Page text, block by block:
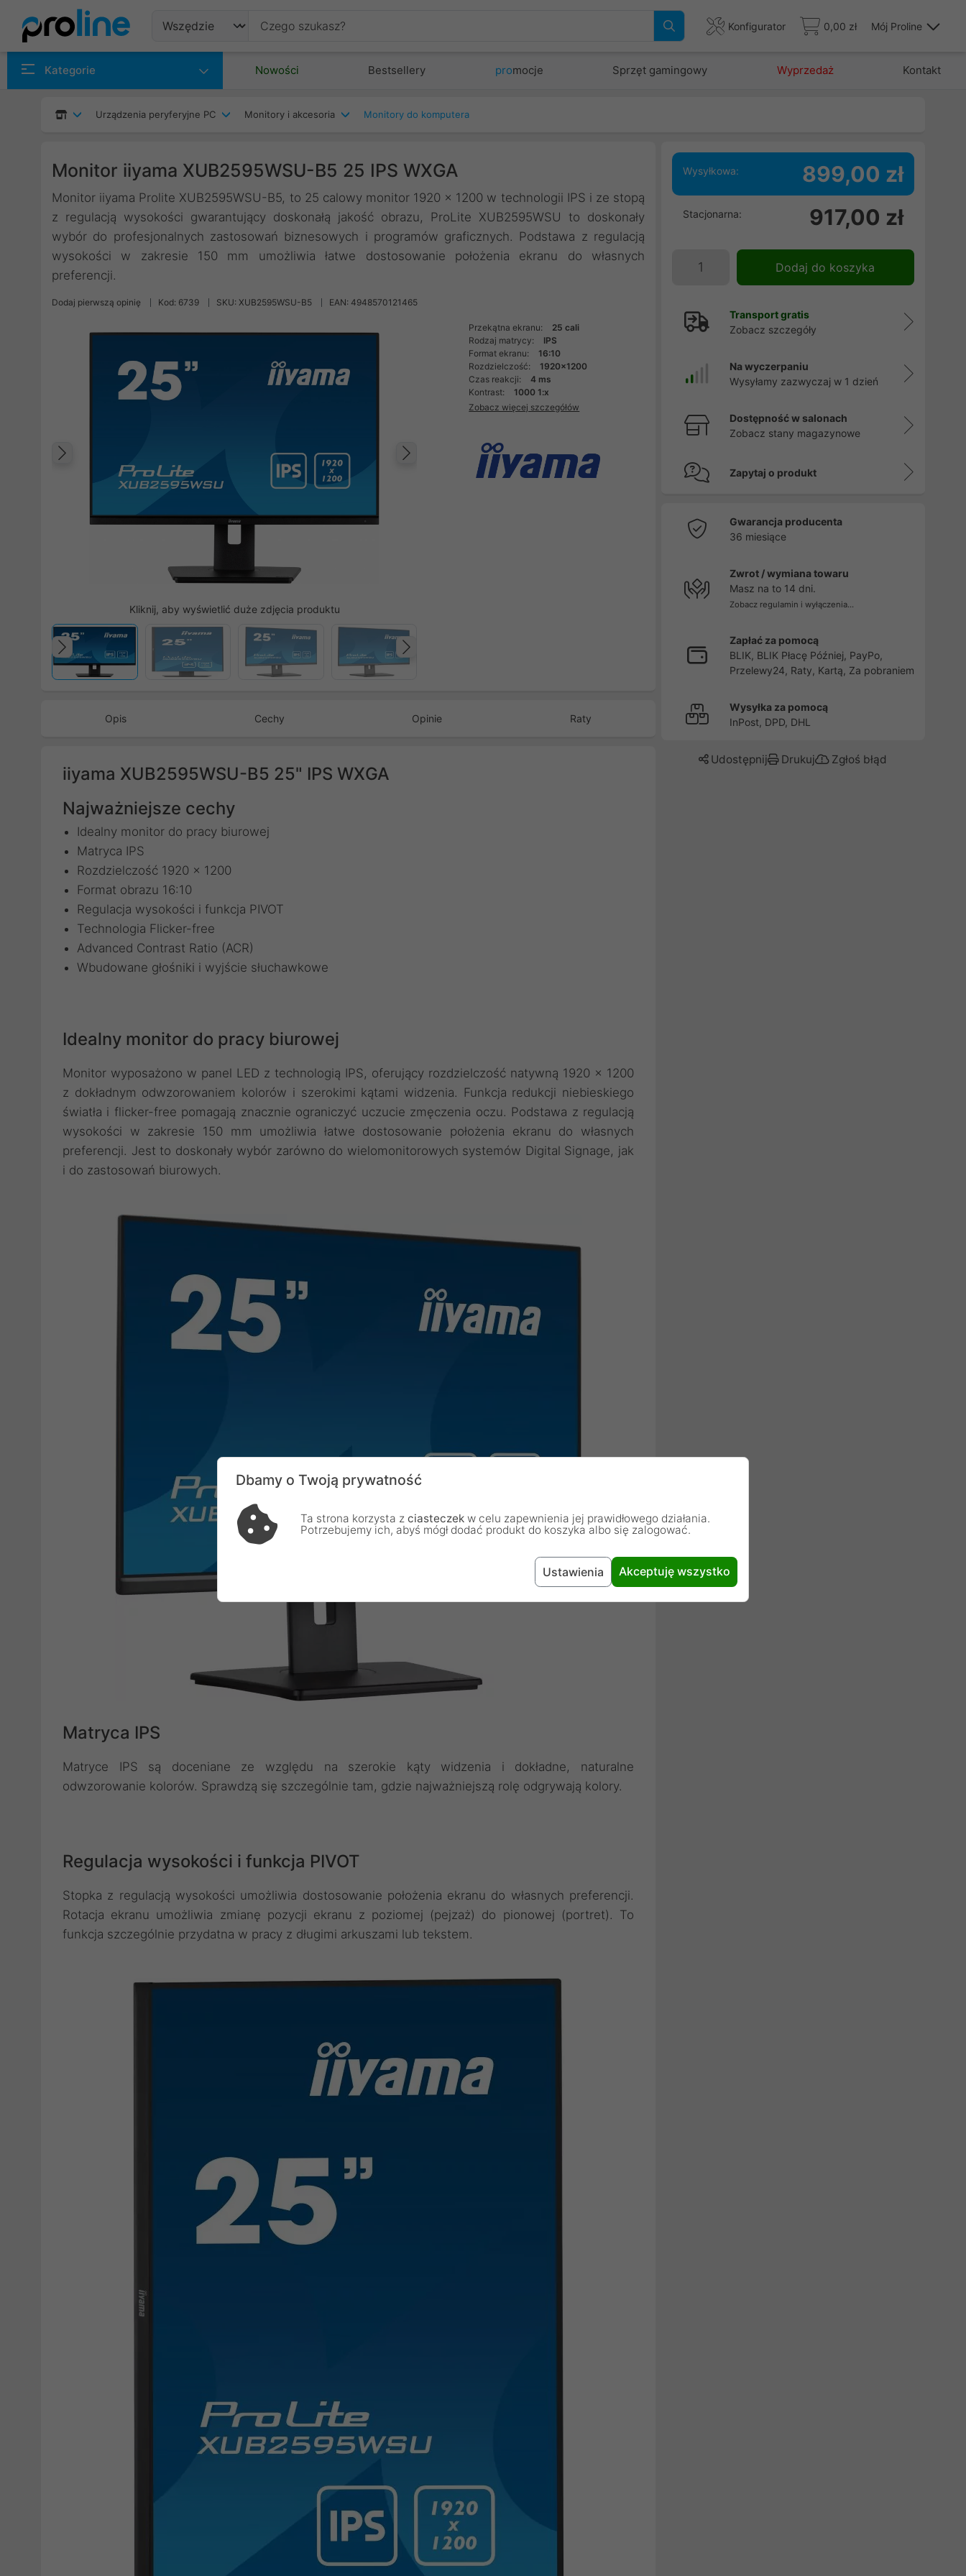
Konfigurator 0,00 zł Mój Proline
Kategorie Nowości Bestsellery promocje Sprzęt gamingowy Wyprzedaż Kontakt
Urządzenia peryferyjne PC Monitory i akcesoria Monitory do komputera
Monitor iiyama XUB2595WSU-B5 25 IPS WXGA
Monitor iiyama Prolite XUB2595WSU-B5, to 25 calowy monitor 1920 x 1200 w technologii IPS i ze stopą
z regulacją wysokości gwarantujący doskonałą jakość obrazu, ProLite XUB2595WSU to doskonały
wybór do profesjonalnych zastosowań biznesowych i programów graficznych. Podstawa z regulacją
wysokości w zakresie 150 mm umożliwia łatwe dostosowanie położenia ekranu do własnych
preferencji.
Dodaj pierwszą opinię Kod: 6739 SKU: XUB2595WSU-B5 EAN: 4948570121465
Następny
Poprzedni
Kliknij, aby wyświetlić duże zdjęcia produktu
Poprzedni
Przekątna ekranu:
25 cali
Rodzaj matrycy:
IPS
Format ekranu:
16:10
Rozdzielczość:
1920x1200
Czas reakcji:
4 ms
Kontrast:
1000 1:x
Zobacz więcej szczegółów
Opis Cechy Opinie Raty
iiyama XUB2595WSU-B5 25" IPS WXGA
Najważniejsze cechy
Idealny monitor do pracy biurowej
Matryca IPS
Rozdzielczość 1920 x 1200
Format obrazu 16:10
Regulacja wysokości i funkcja PIVOT
Technologia Flicker-free
Advanced Contrast Ratio (ACR)
Wbudowane głośniki i wyjście słuchawkowe
Idealny monitor do pracy biurowej
Monitor wyposażono w panel LED z technologią IPS, oferujący rozdzielczość natywną 1920 x 1200
z dokładnym odwzorowaniem kolorów i szerokimi kątami widzenia. Funkcja redukcji niebieskiego
światła i flicker-free pomagają znacznie ograniczyć uczucie zmęczenia oczu. Podstawa z regulacją
wysokości w zakresie 150 mm umożliwia łatwe dostosowanie położenia ekranu do własnych
preferencji. Jest to doskonały wybór zarówno do wielomonitorowych systemów Digital Signage, jak
i do zastosowań biurowych.
Matryca IPS
Matryce IPS są doceniane ze względu na szerokie kąty widzenia i dokładne, naturalne
odwzorowanie kolorów. Sprawdzą się szczególnie tam, gdzie najważniejszą rolę odgrywają kolory.
Regulacja wysokości i funkcja PIVOT
Stopka z regulacją wysokości umożliwia dostosowanie położenia ekranu do własnych preferencji.
Rotacja ekranu umożliwia zmianę pozycji ekranu z poziomej (pejzaż) do pionowej (portret). To
funkcja szczególnie przydatna w pracy z długimi arkuszami lub tekstem.
Wysyłkowa: 899,00 zł
Stacjonarna: 917,00 zł
Dodaj do koszyka
Transport gratis
Zobacz szczegóły
Na wyczerpaniu
Wysyłamy zazwyczaj w 1 dzień
Dostępność w salonach
Zobacz stany magazynowe
Zapytaj o produkt
Gwarancja producenta
36 miesiące
Zwrot / wymiana towaru
Masz na to 14 dni.
Zobacz regulamin i wyłączenia...
Zapłać za pomocą
BLIK, BLIK Płacę Później, PayPo,
Przelewy24, Raty, Kartą, Za pobraniem
Wysyłka za pomocą
InPost, DPD, DHL
Udostępnij Drukuj Zgłoś błąd
Dbamy o Twoją prywatność
Ta strona korzysta z ciasteczek w celu zapewnienia jej prawidłowego działania.
Potrzebujemy ich, abyś mógł dodać produkt do koszyka albo się zalogować.
Ustawienia Akceptuję wszystko